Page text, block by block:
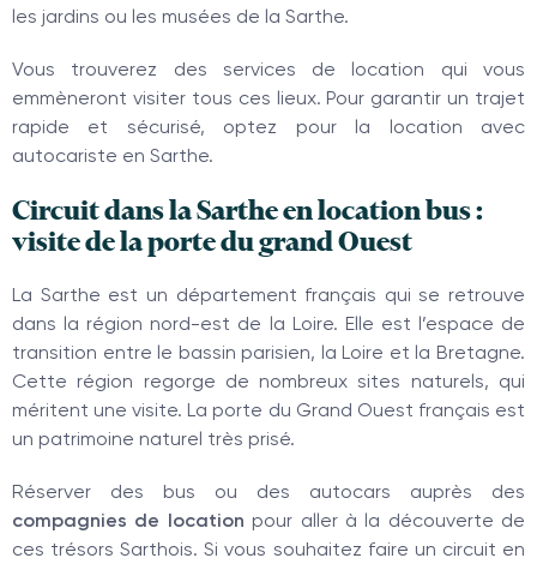
les jardins ou les musées de la Sarthe.
Vous trouverez des services de location qui vous
emmèneront visiter tous ces lieux. Pour garantir un trajet
rapide et sécurisé, optez pour la location avec
autocariste en Sarthe.
Circuit dans la Sarthe en location bus :
visite de la porte du grand Ouest
La Sarthe est un département français qui se retrouve
dans la région nord-est de la Loire. Elle est l’espace de
transition entre le bassin parisien, la Loire et la Bretagne.
Cette région regorge de nombreux sites naturels, qui
méritent une visite. La porte du Grand Ouest français est
un patrimoine naturel très prisé.
Réserver des bus ou des autocars auprès des
compagnies de location pour aller à la découverte de
ces trésors Sarthois. Si vous souhaitez faire un circuit en